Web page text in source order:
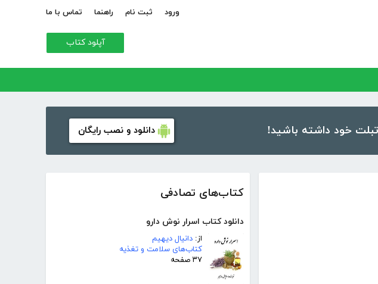
ورود ثبت نام راهنما تماس با ما
آپلود کتاب
دانلود و نصب رایگان
کتاب‌های تصادفی
دانلود کتاب اسرار نوش دارو
از: دانیال دیهیم
کتاب‌های سلامت و تغذیه
۳۷ صفحه